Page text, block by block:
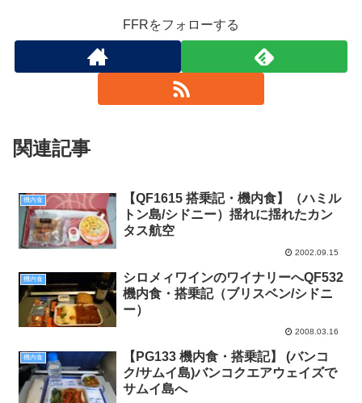
FFRをフォローする
関連記事
機内食
【QF1615 搭乗記・機内食】（ハミル
トン島/シドニー）揺れに揺れたカン
タス航空
2002.09.15
機内食
シロメィワインのワイナリーへQF532
機内食・搭乗記（ブリスベン/シドニ
ー）
2008.03.16
機内食
【PG133 機内食・搭乗記】 (バンコ
ク/サムイ島)バンコクエアウェイズで
サムイ島へ